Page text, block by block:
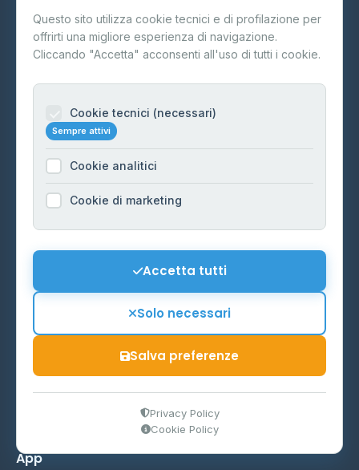
aggiornamenti in tempo reale.
4.078+
distributori
24/7
prezzi aggiornati
20
regioni
Scarica l'app
Trova distributore
Mappa distributori
Prezzi medi per regione
Aggiornamento prezzi
App
Questo sito utilizza cookie tecnici e di profilazione per
offrirti una migliore esperienza di navigazione.
Cliccando "Accetta" acconsenti all'uso di tutti i cookie.
Cookie tecnici (necessari)
Sempre attivi
Cookie analitici
Cookie di marketing
Accetta tutti
Solo necessari
Salva preferenze
Privacy Policy
Cookie Policy